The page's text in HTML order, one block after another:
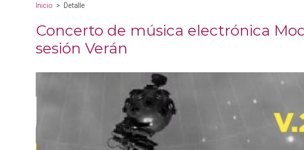
Inicio Detalle
Concerto de música electrónica
sesión Verán